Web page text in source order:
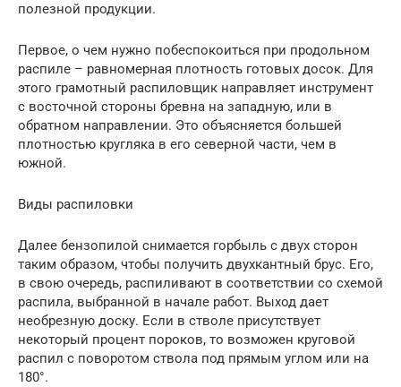
полезной продукции.
Первое, о чем нужно побеспокоиться при продольном
распиле – равномерная плотность готовых досок. Для
этого грамотный распиловщик направляет инструмент
с восточной стороны бревна на западную, или в
обратном направлении. Это объясняется большей
плотностью кругляка в его северной части, чем в
южной.
Виды распиловки
Далее бензопилой снимается горбыль с двух сторон
таким образом, чтобы получить двухкантный брус. Его,
в свою очередь, распиливают в соответствии со схемой
распила, выбранной в начале работ. Выход дает
необрезную доску. Если в стволе присутствует
некоторый процент пороков, то возможен круговой
распил с поворотом ствола под прямым углом или на
180°.